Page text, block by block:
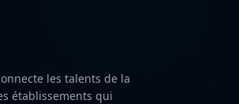
les talents de la
établissements qui